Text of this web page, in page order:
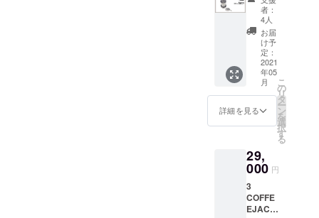
ご記入
くださ
い
いた場
合、
COFFE
EJACK
™ご支
援時の
メール
アドレ
考欄に
ご記入
製品重
量：30g
コア研
削：セ
ラミッ
体：ス
テンレ
ス ＊こ
ちらの
れま
す。 ＊
海外か
らの発
送とな
トを搭
載。
モー
ターが
20000R
PMに
アップ
グレー
ドさ
れ、よ
た。発
泡ヘッ
ドと
エッグ
ヘッド
はステ
カップ
（140m
l） 特
徴： 屋
外や旅
行で便
利な格
納式折
りたた
みステ
ンレス
鋼カッ
140ml
＊こち
らの価
格には
送料が
含まれ
者：
4人
お届
け予
定：
2021
年05
月
詳細を見る
こ
の
リ
タ
ー
ン
を
選
択
す
る
29,
000 円
3
COFFE
EJACK